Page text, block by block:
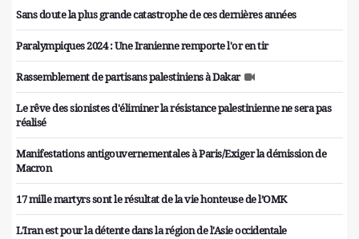
Sans doute la plus grande catastrophe de ces dernières années
Paralympiques 2024 : Une Iranienne remporte l'or en tir
Rassemblement de partisans palestiniens à Dakar
Le rêve des sionistes d'éliminer la résistance palestinienne ne sera pas
réalisé
Manifestations antigouvernementales à Paris/Exiger la démission de
Macron
17 mille martyrs sont le résultat de la vie honteuse de l’OMK
L'Iran est pour la détente dans la région de l'Asie occidentale